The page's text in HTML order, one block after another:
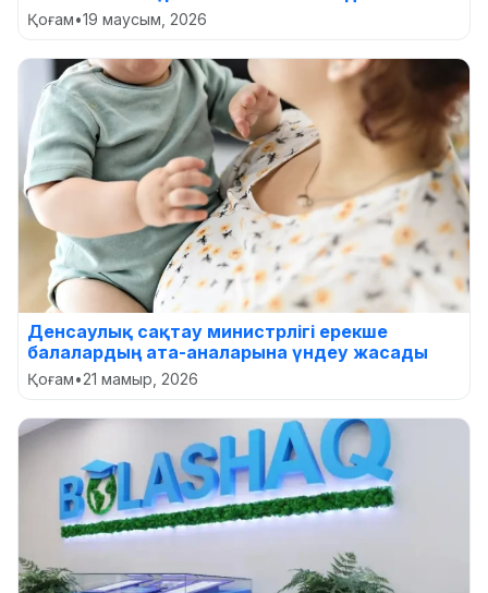
Қоғам•19 маусым, 2026
Денсаулық сақтау министрлігі ерекше
балалардың ата-аналарына үндеу жасады
Қоғам•21 мамыр, 2026